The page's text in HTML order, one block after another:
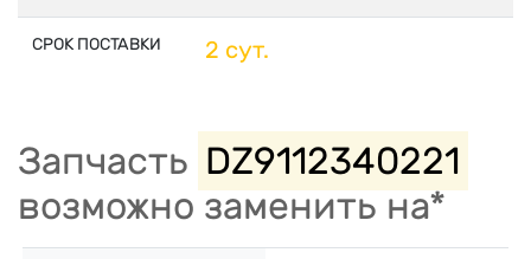
СРОК ПОСТАВКИ 2 сут.
Запчасть DZ9112340221
возможно заменить на*